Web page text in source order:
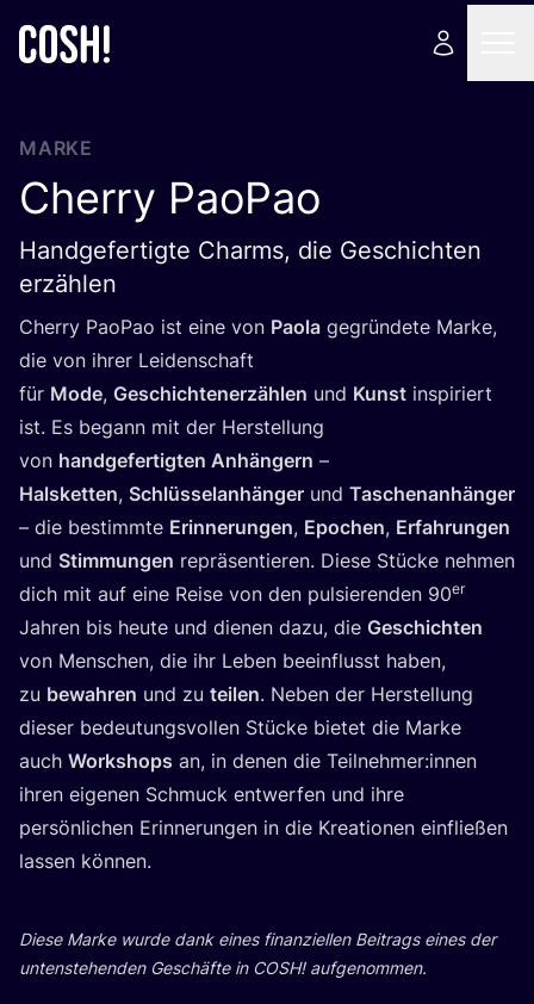
MARKE
Cherry PaoPao
Handgefertigte Charms, die Geschichten
erzählen
Cher­ry Pao­Pao ist eine von Pao­la gegrün­de­te Mar­ke,
die von ihrer Lei­den­schaft
für Mode, Geschich­ten­er­zäh­len und Kunst inspi­riert
ist. Es begann mit der Her­stel­lung
von hand­ge­fer­tig­ten Anhän­gern –
Hals­ket­ten, Schlüs­sel­an­hän­ger und Taschen­an­hän­ger
– die bestimm­te Erin­ne­run­gen, Epo­chen, Erfah­run­gen
und Stim­mun­gen reprä­sen­tie­ren. Die­se Stü­cke neh­men
dich mit auf eine Rei­se von den pul­sie­ren­den 90er
Jah­ren bis heu­te und die­nen dazu, die Geschich­ten
von Men­schen, die ihr Leben beein­flusst haben,
zu bewah­ren und zu tei­len. Neben der Her­stel­lung
die­ser bedeu­tungs­vol­len Stü­cke bie­tet die Mar­ke
auch Work­shops an, in denen die Teilnehmer:innen
ihren eige­nen Schmuck ent­wer­fen und ihre
per­sön­li­chen Erin­ne­run­gen in die Krea­tio­nen ein­flie­ßen
las­sen können.
Die­se Mar­ke wur­de dank eines finan­zi­el­len Bei­trags eines der
unten­ste­hen­den Geschäf­te in COSH! aufgenommen.